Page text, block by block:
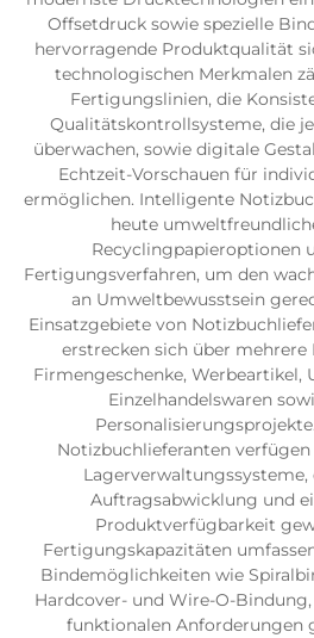
Offsetdruck sowie spezielle
hervorragende Produktqualität
technologischen Merkmalen
Fertigungslinien, die
Qualitätskontrollsysteme, die
überwachen, sowie digitale
Echtzeit-Vorschauen für
ermöglichen. Intelligente
heute
Recyclingpapieroptionen
Fertigungsverfahren, um den
an Umweltbewusstsein
Einsatzgebiete von
erstrecken sich über mehrere
Firmengeschenke,
Einzelhandelswaren
Notizbuchlieferanten
Lagerverwaltungssysteme,
Auftragsabwicklung und
Produktverfügbarkeit
Fertigungskapazitäten
Bindemöglichkeiten wie
Hardcover- und Wire-O-
funktionalen Anforderungen